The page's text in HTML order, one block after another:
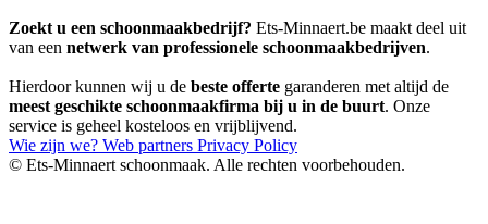
Zoekt u een schoonmaakbedrijf? Ets-Minnaert.be maakt deel uit
van een netwerk van professionele schoonmaakbedrijven.
Hierdoor kunnen wij u de beste offerte garanderen met altijd de
meest geschikte schoonmaakfirma bij u in de buurt. Onze
service is geheel kosteloos en vrijblijvend.
Wie zijn we? Web partners Privacy Policy
© Ets-Minnaert schoonmaak. Alle rechten voorbehouden.